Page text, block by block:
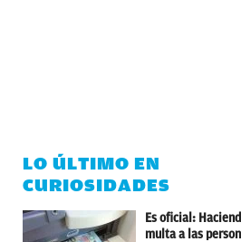
LO ÚLTIMO EN
CURIOSIDADES
Es oficial:
multa a las